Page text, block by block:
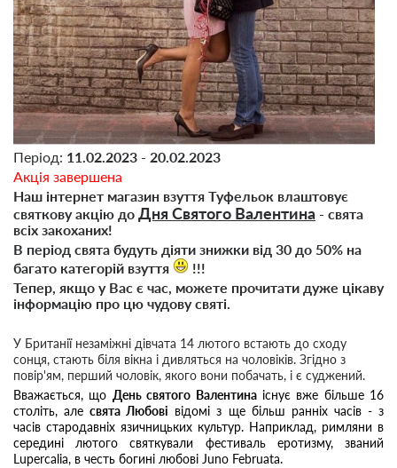
Період: 11.02.2023 - 20.02.2023
Акція завершена
Наш інтернет магазин взуття Туфельок влаштовує
святкову акцію до Дня Святого Валентина - свята
всіх закоханих!
В період свята будуть діяти знижки від 30 до 50% на
багато категорій взуття
!!!
Тепер, якщо у Вас є час, можете прочитати дуже цікаву
інформацію про цю чудову святі.
У Британії незаміжні дівчата 14 лютого встають до сходу
сонця, стають біля вікна і дивляться на чоловіків. Згідно з
повір'ям, перший чоловік, якого вони побачать, і є суджений.
Вважається, що День святого Валентинаіснує вже більше 16
століть, алесвята Любові відомі з ще більш ранніх часів - з
часів стародавніх язичницьких культур. Наприклад, римляни в
середині лютого святкували фестиваль еротизму, званий
Lupercalia, в честь богині любові Juno Februata.